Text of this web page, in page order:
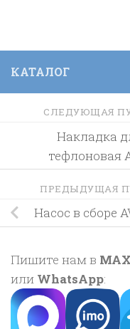
КАТАЛОГ
СЛЕДУЮЩАЯ
Накладка
тефлоновая
ПРЕДЫДУЩАЯ
Насос в сборе
Пишите нам в MAX
или WhatsApp: